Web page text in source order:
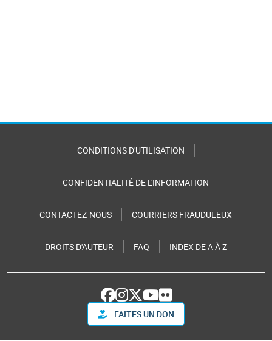
CONDITIONS D'UTILISATION
CONFIDENTIALITÉ DE L'INFORMATION
CONTACTEZ-NOUS COURRIERS FRAUDULEUX
DROITS D'AUTEUR FAQ INDEX DE A À Z
FAITES UN DON